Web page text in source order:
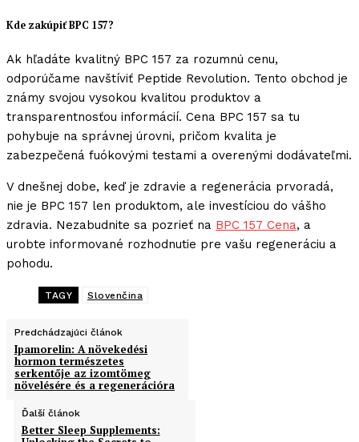
Kde zakúpiť BPC 157?
Ak hľadáte kvalitný BPC 157 za rozumnú cenu,
odporúčame navštíviť Peptide Revolution. Tento obchod je
známy svojou vysokou kvalitou produktov a
transparentnosťou informácií. Cena BPC 157 sa tu
pohybuje na správnej úrovni, pričom kvalita je
zabezpečená fuókovými testami a overenými dodávateľmi.
V dnešnej dobe, keď je zdravie a regenerácia prvoradá,
nie je BPC 157 len produktom, ale investíciou do vášho
zdravia. Nezabudnite sa pozrieť na BPC 157 Cena, a
urobte informované rozhodnutie pre vašu regeneráciu a
pohodu.
TAGY Slovenčina
Predchádzajúci článok
Ipamorelin: A növekedési
hormon természetes
serkentője az izomtömeg
növelésére és a regenerációra
Ďalší článok
Better Sleep Supplements: